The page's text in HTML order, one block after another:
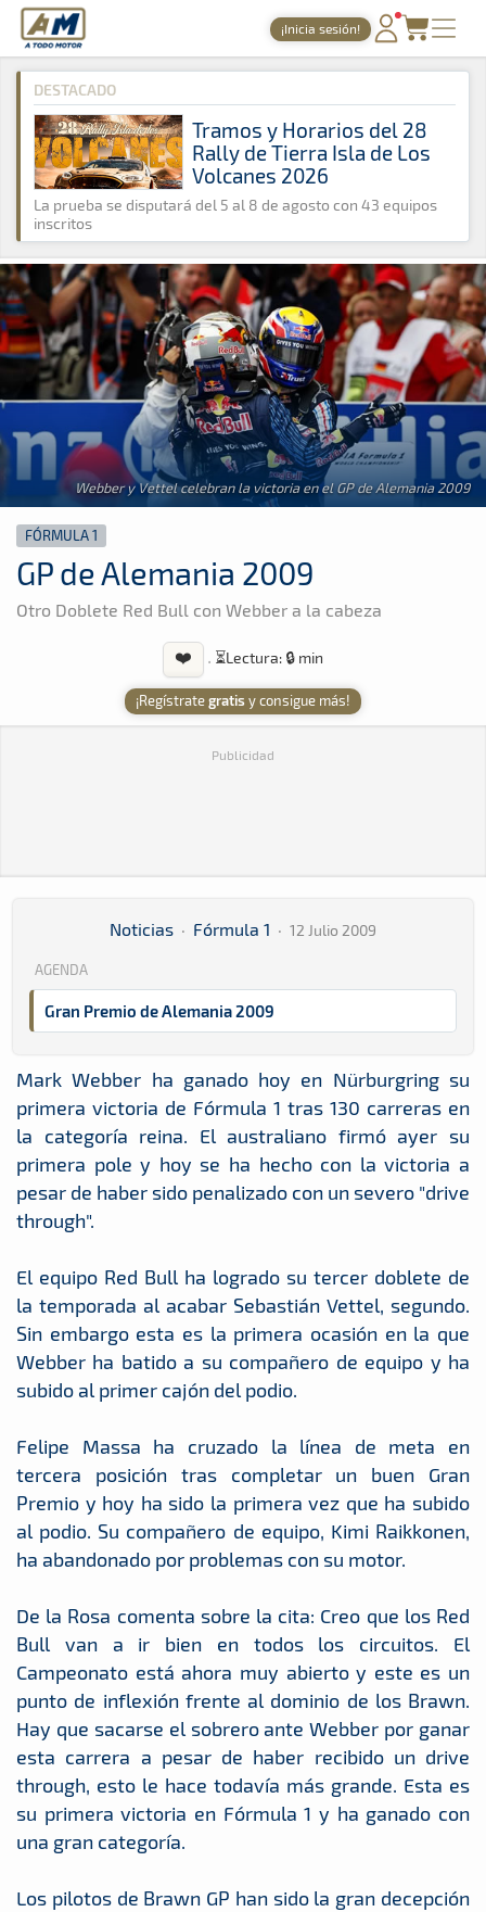
A Todo Motor · Revista del motor desde 1999
¡Inicia sesión!
PORTADA
TIEMPOS ONLINE
NOTICIAS
AGENDA
GALERÍAS
TIENDA
ARCHIVO
A Todo Motor » Noticias » Fórmula 1
DESTACADO
Tramos y Horarios del 28
Rally de Tierra Isla de Los
Volcanes 2026
La prueba se disputará del 5 al 8 de agosto con 43 equipos
inscritos
Webber y Vettel celebran la victoria en el GP de Alemania 2009
FÓRMULA 1
GP de Alemania 2009
Otro Doblete Red Bull con Webber a la cabeza
❤️ · ⏳Lectura: 🔒 min
¡Regístrategratis y consigue más!
Publicidad
Noticias · Fórmula 1 · 12 Julio 2009
AGENDA
Gran Premio de Alemania 2009
Mark Webber ha ganado hoy en Nürburgring su
primera victoria de Fórmula 1 tras 130 carreras en
la categoría reina. El australiano firmó ayer su
primera pole y hoy se ha hecho con la victoria a
pesar de haber sido penalizado con un severo "drive
through".
El equipo Red Bull ha logrado su tercer doblete de
la temporada al acabar Sebastián Vettel, segundo.
Sin embargo esta es la primera ocasión en la que
Webber ha batido a su compañero de equipo y ha
subido al primer cajón del podio.
Felipe Massa ha cruzado la línea de meta en
tercera posición tras completar un buen Gran
Premio y hoy ha sido la primera vez que ha subido
al podio. Su compañero de equipo, Kimi Raikkonen,
ha abandonado por problemas con su motor.
De la Rosa comenta sobre la cita: Creo que los Red
Bull van a ir bien en todos los circuitos. El
Campeonato está ahora muy abierto y este es un
punto de inflexión frente al dominio de los Brawn.
Hay que sacarse el sobrero ante Webber por ganar
esta carrera a pesar de haber recibido un drive
through, esto le hace todavía más grande. Esta es
su primera victoria en Fórmula 1 y ha ganado con
una gran categoría.
Los pilotos de Brawn GP han sido la gran decepción